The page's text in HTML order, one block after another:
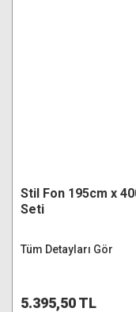
Stil Fon 195cm x
Seti
Tüm Detayları Gör
5.395,50 TL